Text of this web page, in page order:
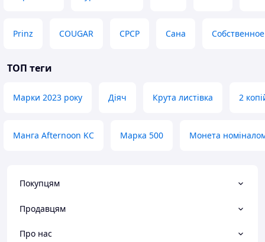
Prinz COUGAR СРСР Сана
ТОП теги
Марки 2023 року Діяч Крута листівка 2
Манга Afternoon KC Марка 500 Монета
Покупцям
Продавцям
Про нас